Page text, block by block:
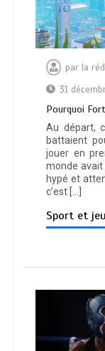
par la
31
Pourquoi
Au départ,
battaient
jouer en
monde
hypé et
c’est […]
Sport et